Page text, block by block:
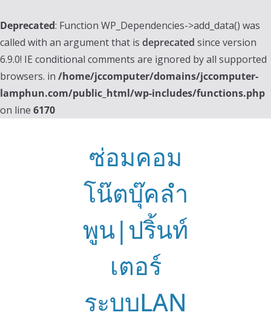
Deprecated: Function WP_Dependencies->add_data() was
called with an argument that is deprecated since version
6.9.0! IE conditional comments are ignored by all supported
browsers. in /home/jccomputer/domains/jccomputer-
lamphun.com/public_html/wp-includes/functions.php
on line 6170
ซ่อมคอม
โน๊ตบุ๊คลำ
พูน|ปริ้นท์
เตอร์
ระบบLAN